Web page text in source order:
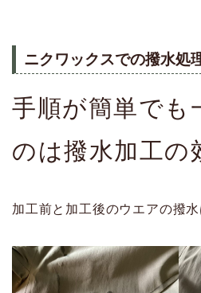
ニクワックスでの撥水処
手順が簡単でも
のは撥水加工の
加工前と加工後のウエアの撥